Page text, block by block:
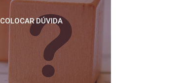
COLOCAR DÚVIDA